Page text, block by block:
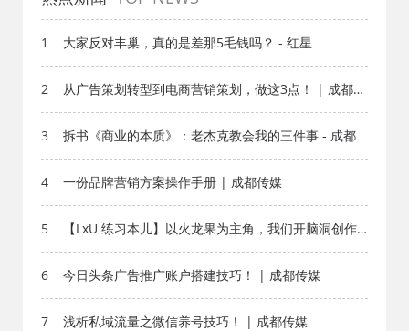
1 大家反对丰巢，真的是差那5毛钱吗？ - 红星
2
从广告策划转型到电商营销策划，做这3点！ | 成都传
3
拆书《商业的本质》：老杰克教会我的三件事 - 成都
4 一份品牌营销方案操作手册 | 成都传媒
5
【LxU 练习本儿】以火龙果为主角，我们开脑洞创作
6
今日头条广告推广账户搭建技巧！ | 成都传媒
7 浅析私域流量之微信养号技巧！ | 成都传媒